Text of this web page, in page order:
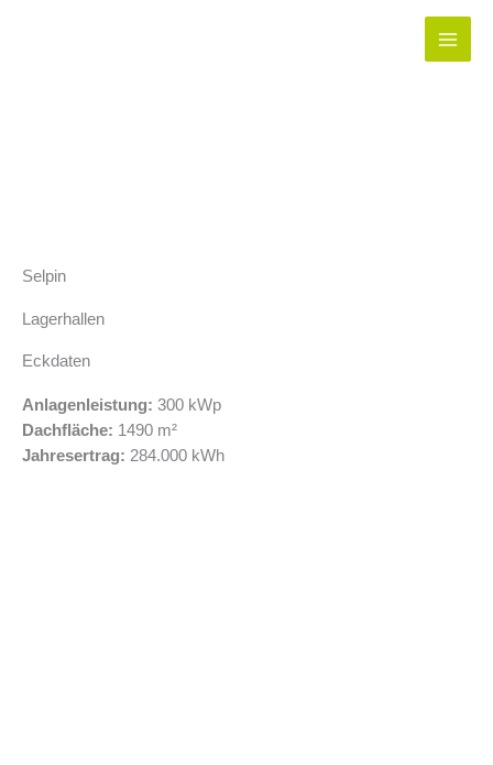
Selpin
Lagerhallen
Eckdaten
Anlagenleistung: 300 kWp
Dachfläche: 1490 m²
Jahresertrag: 284.000 kWh​